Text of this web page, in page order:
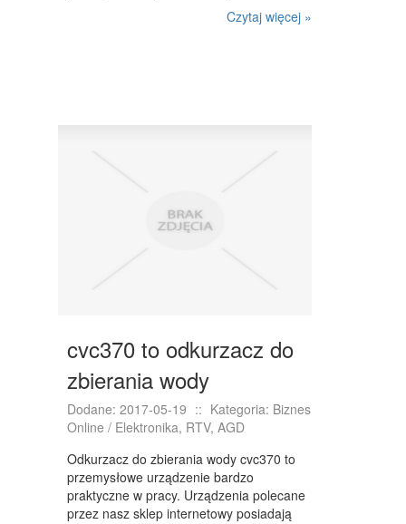
Czytaj więcej »
cvc370 to odkurzacz do
zbierania wody
Dodane: 2017-05-19 :: Kategoria: Biznes
Online / Elektronika, RTV, AGD
Odkurzacz do zbierania wody cvc370 to
przemysłowe urządzenie bardzo
praktyczne w pracy. Urządzenia polecane
przez nasz sklep internetowy posiadają